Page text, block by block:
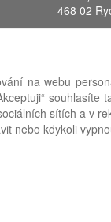
468 02
commerce pro
na webu
souhlasíte
sítích a v
nebo kdykoli